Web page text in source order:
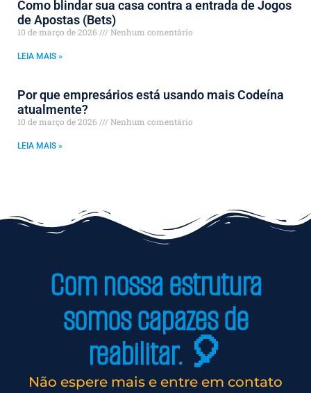
Como blindar sua casa contra a entrada de Jogos
de Apostas (Bets)
10 de março de 2026 Nenhum comentário
LEIA MAIS »
Por que empresários está usando mais Codeína
atualmente?
10 de março de 2026 Nenhum comentário
LEIA MAIS »
Com nossa estrutura
somos capazes de
reabilitar. 🎈
Não espere mais e entre em contato